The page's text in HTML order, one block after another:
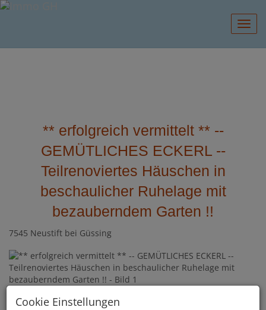
** erfolgreich vermittelt ** --
GEMÜTLICHES ECKERL --
Teilrenoviertes Häuschen in
beschaulicher Ruhelage mit
bezauberndem Garten !!
7545 Neustift bei Güssing
Cookie Einstellungen